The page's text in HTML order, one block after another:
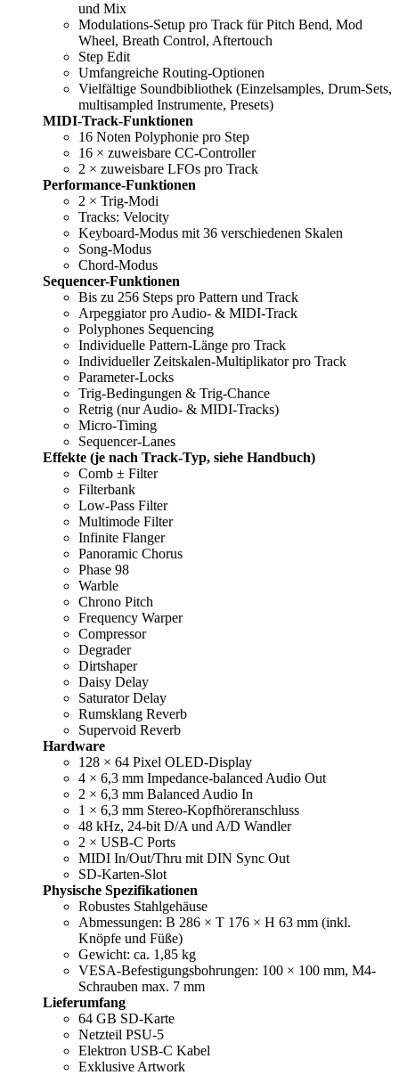
und Mix
Modulations-Setup pro Track für Pitch Bend, Mod
Wheel, Breath Control, Aftertouch
Step Edit
Umfangreiche Routing-Optionen
Vielfältige Soundbibliothek (Einzelsamples, Drum-Sets,
multisampled Instrumente, Presets)
MIDI-Track-Funktionen
16 Noten Polyphonie pro Step
16 × zuweisbare CC-Controller
2 × zuweisbare LFOs pro Track
Performance-Funktionen
2 × Trig-Modi
Tracks: Velocity
Keyboard-Modus mit 36 verschiedenen Skalen
Song-Modus
Chord-Modus
Sequencer-Funktionen
Bis zu 256 Steps pro Pattern und Track
Arpeggiator pro Audio- & MIDI-Track
Polyphones Sequencing
Individuelle Pattern-Länge pro Track
Individueller Zeitskalen-Multiplikator pro Track
Parameter-Locks
Trig-Bedingungen & Trig-Chance
Retrig (nur Audio- & MIDI-Tracks)
Micro-Timing
Sequencer-Lanes
Effekte (je nach Track-Typ, siehe Handbuch)
Comb ± Filter
Filterbank
Low-Pass Filter
Multimode Filter
Infinite Flanger
Panoramic Chorus
Phase 98
Warble
Chrono Pitch
Frequency Warper
Compressor
Degrader
Dirtshaper
Daisy Delay
Saturator Delay
Rumsklang Reverb
Supervoid Reverb
Hardware
128 × 64 Pixel OLED-Display
4 × 6,3 mm Impedance-balanced Audio Out
2 × 6,3 mm Balanced Audio In
1 × 6,3 mm Stereo-Kopfhöreranschluss
48 kHz, 24-bit D/A und A/D Wandler
2 × USB-C Ports
MIDI In/Out/Thru mit DIN Sync Out
SD-Karten-Slot
Physische Spezifikationen
Robustes Stahlgehäuse
Abmessungen: B 286 × T 176 × H 63 mm (inkl.
Knöpfe und Füße)
Gewicht: ca. 1,85 kg
VESA-Befestigungsbohrungen: 100 × 100 mm, M4-
Schrauben max. 7 mm
Lieferumfang
64 GB SD-Karte
Netzteil PSU-5
Elektron USB-C Kabel
Exklusive Artwork